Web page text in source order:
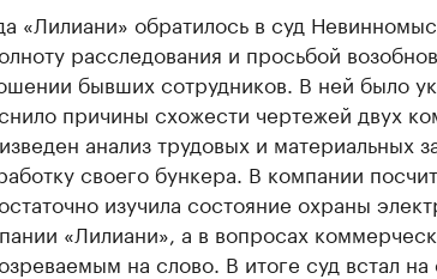
«Лилиани» обратилось в суд
расследования и просьбой
бывших сотрудников. В ней было
причины схожести чертежей двух
анализ трудовых и материальных
своего бункера. В компании
изучила состояние охраны
«Лилиани», а в вопросах
на слово. В итоге суд встал на